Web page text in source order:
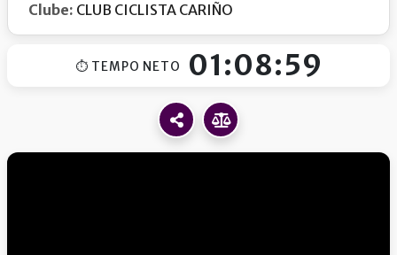
Clube: CLUB CICLISTA CARIÑO
⏱ TEMPO NETO 01:08:59